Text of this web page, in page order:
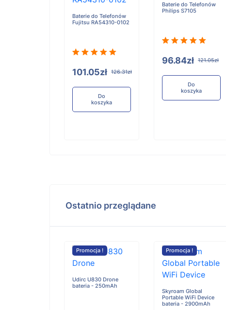
Baterie do Telefonów
Fujitsu RA54310-0102
101.05zł 126.31zł
Do
koszyka
Baterie do Telefonów
Philips S7105
96.84zł 121.05zł
Do
koszyka
Ostatnio przeglądane
Promocja !
Udirc U830 Drone
bateria - 250mAh
Promocja !
Skyroam Global
Portable WiFi Device
bateria - 2900mAh